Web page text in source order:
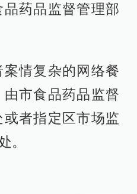
药品监督管理部
情复杂的网络餐
市食品药品监督
者指定区市场监
。